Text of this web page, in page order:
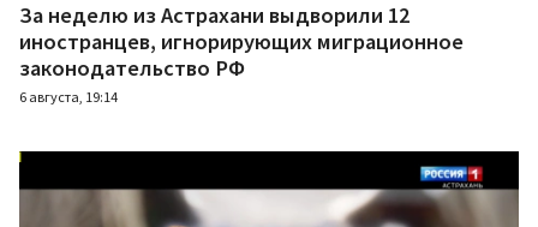
За неделю из Астрахани выдворили 12
иностранцев, игнорирующих миграционное
законодательство РФ
6 августа, 19:14